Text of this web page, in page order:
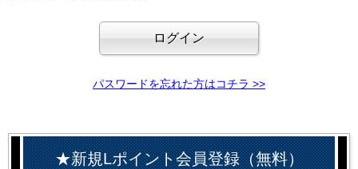
パスワードを忘れた方はコチラ >>
★新規Lポイント会員登録（無料）